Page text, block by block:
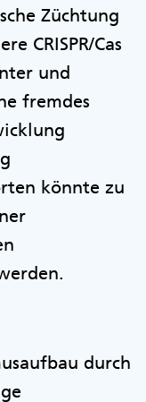
Züchtung
CRISPR/Cas
und
fremdes
könnte zu
durch